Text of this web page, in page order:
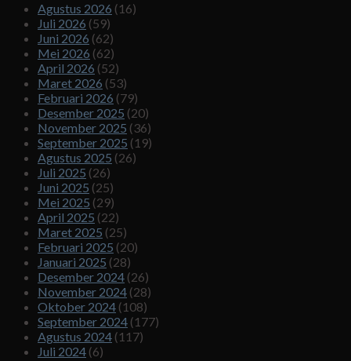
Agustus 2026 (16)
Juli 2026 (59)
Juni 2026 (62)
Mei 2026 (62)
April 2026 (52)
Maret 2026 (53)
Februari 2026 (79)
Desember 2025 (20)
November 2025 (36)
September 2025 (19)
Agustus 2025 (26)
Juli 2025 (26)
Juni 2025 (25)
Mei 2025 (29)
April 2025 (22)
Maret 2025 (25)
Februari 2025 (20)
Januari 2025 (28)
Desember 2024 (26)
November 2024 (28)
Oktober 2024 (108)
September 2024 (177)
Agustus 2024 (117)
Juli 2024 (6)